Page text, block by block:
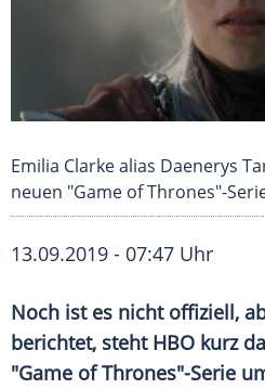
Emilia Clarke alias Daenerys
neuen "Game of Thrones"-
13.09.2019 - 07:47 Uhr
Noch ist es nicht offiziell,
berichtet, steht HBO kurz
"Game of Thrones"-Serie